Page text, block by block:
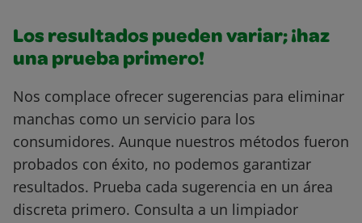
Los resultados pueden variar; ¡haz
una prueba primero!
Nos complace ofrecer sugerencias para eliminar
manchas como un servicio para los
consumidores. Aunque nuestros métodos fueron
probados con éxito, no podemos garantizar
resultados. Prueba cada sugerencia en un área
discreta primero. Consulta a un limpiador